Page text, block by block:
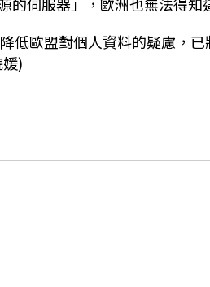
的伺服器」，歐洲也無法得
低歐盟對個人資料的疑慮，
)